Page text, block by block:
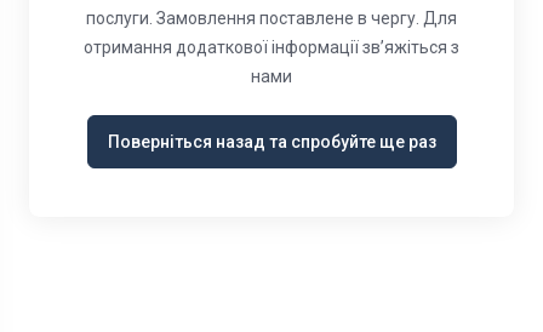
послуги. Замовлення поставлене в чергу. Для
отримання додаткової інформації зв’яжіться з
нами
Поверніться назад та спробуйте ще раз